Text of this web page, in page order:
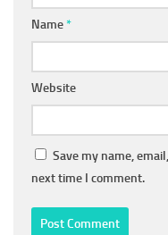
Name*
Website
Save my name,
next time I comment.